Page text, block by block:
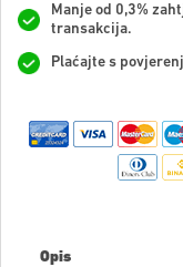
Manje od 0,3%
transakcija.
Plaćajte s
Opis